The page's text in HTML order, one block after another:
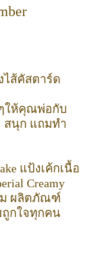
ไส้คัสตาร์ด
ให้คุณพ่อกับ
สนุก แถมทำ
แป้งเค้กเนื้อ
Creamy
ม ผลิตภัณฑ์
ถูกใจทุกคน